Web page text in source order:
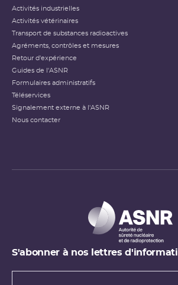
Activités industrielles
Activités vétérinaires
Transport de substances radioactives
Agréments, contrôles et mesures
Retour d'expérience
Guides de l'ASNR
Formulaires administratifs
Téléservices
Signalement externe à l'ASNR
Nous contacter
S'abonner à nos lettres
Types de